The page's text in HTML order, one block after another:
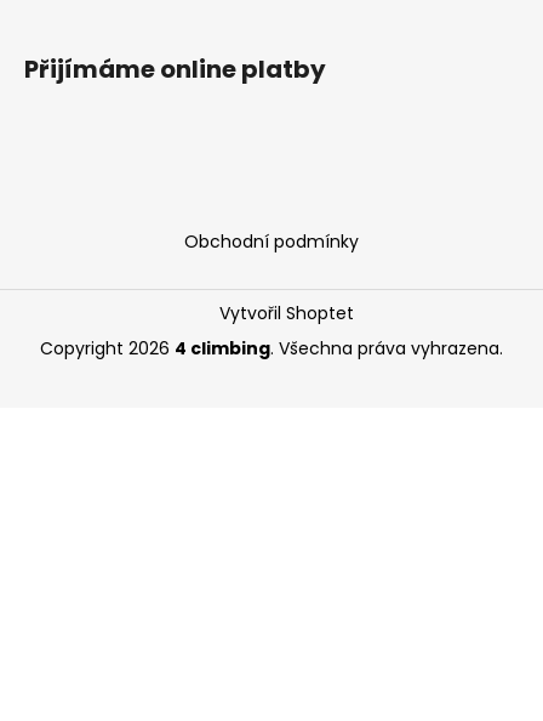
Přijímáme online platby
Obchodní podmínky
Vytvořil Shoptet
Copyright 2026 4 climbing. Všechna práva vyhrazena.